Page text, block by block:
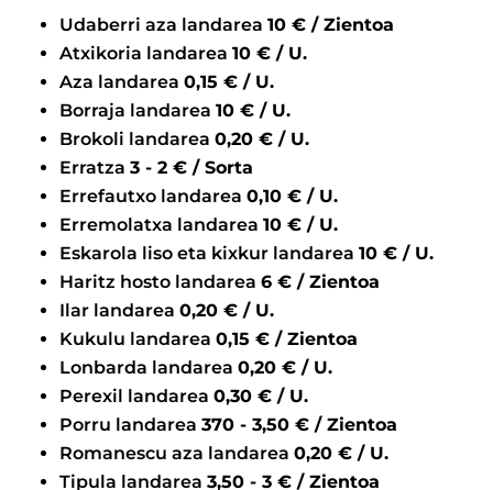
Udaberri aza landarea
10 € / Zientoa
Atxikoria landarea
10 € / U.
Aza landarea
0,15 € / U.
Borraja landarea
10 € / U.
Brokoli landarea
0,20 € / U.
Erratza
3 - 2 € / Sorta
Errefautxo landarea
0,10 € / U.
Erremolatxa landarea
10 € / U.
Eskarola liso eta kixkur landarea
10 € / U.
Haritz hosto landarea
6 € / Zientoa
Ilar landarea
0,20 € / U.
Kukulu landarea
0,15 € / Zientoa
Lonbarda landarea
0,20 € / U.
Perexil landarea
0,30 € / U.
Porru landarea
370 - 3,50 € / Zientoa
Romanescu aza landarea
0,20 € / U.
Tipula landarea
3,50 - 3 € / Zientoa